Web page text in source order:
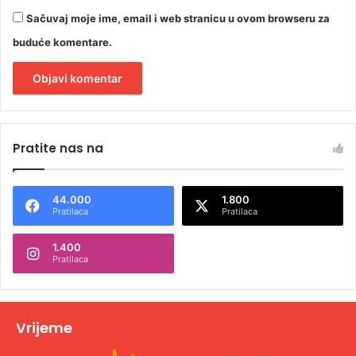
Sačuvaj moje ime, email i web stranicu u ovom browseru za
buduće komentare.
t
n
t
v
Pratite nas na
44.000
Pratilaca
1.800
Pratilaca
1.400
Pratilaca
Vrijeme